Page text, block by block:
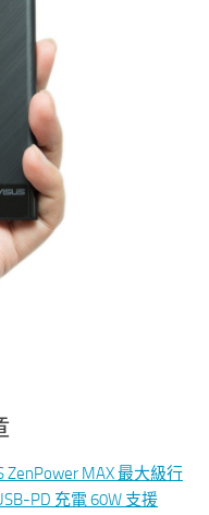
MAX 最大級行
PD 充電 60W 支援